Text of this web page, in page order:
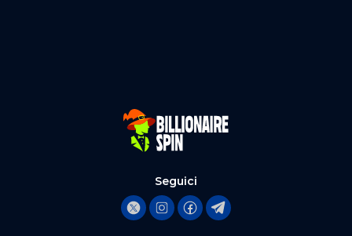
Seguici